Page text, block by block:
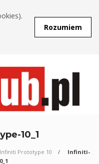
Rozumiem
10_1
Prototype 10
Infiniti-